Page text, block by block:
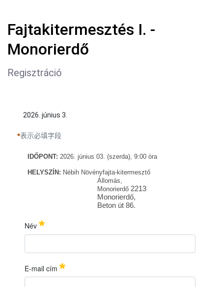
Fajtakitermesztés I. -
Monorierdő
Regisztráció
2026. június 3.
表示必填字段
IDŐPONT: 2026. június 03. (szerda), 9:00 óra
HELYSZÍN: Nébih Növényfajta-kitermesztő
Állomás,
Monorierdő 2213
Monorierdő,
Beton út 86.
IDŐ PONT:
Név
E-mail cím